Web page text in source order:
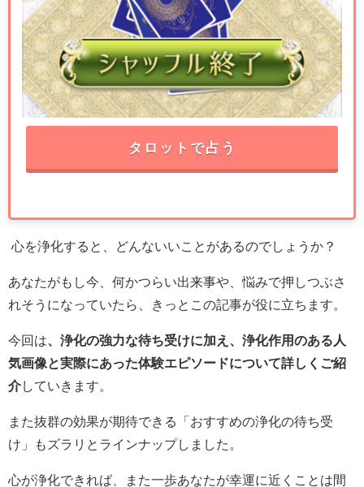
タロットで占う
心を浄化すると、どんないいことがあるのでしょうか？
あなたがもし今、何かつらい出来事や、悩みで押しつぶさ
れそうになっていたら、きっとこの記事が役に立ちます。
今回は 、浄化の強力な待ち受けに加え、浄化作用のある人
気画像と実際にあった体験エピソードについて詳しくご紹
介していきます。
また抜群の効果が期待できる「おすすめの浄化の待ち受
け」もズラリとラインナップしました。
心が浄化できれば、また一歩あなたが幸運に近くことは間